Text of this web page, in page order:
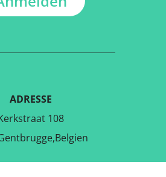
ADRESSE
108